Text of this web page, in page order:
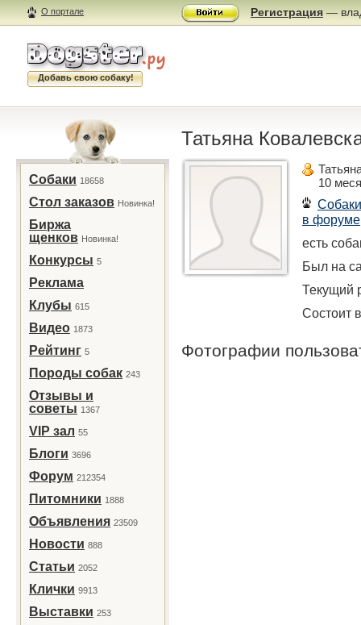
О портале Регистрация —
Добавь свою собаку!
Собаки 18658
Стол заказов Новинка!
Биржа
щенков Новинка!
Конкурсы 5
Реклама
Клубы 615
Видео 1873
Рейтинг 5
Породы собак 243
Отзывы и
советы 1367
VIP зал 55
Блоги 3696
Форум 212354
Питомники 1888
Объявления 23509
Новости 888
Статьи 2052
Клички 9913
Выставки 253
Татьяна
10
Собаки
в форуме
есть
Был на
Текущий
Состоит
Фотографии